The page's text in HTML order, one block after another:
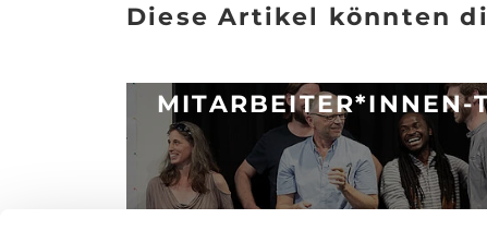
Diese Artikel könnten
MITARBEITER*INNEN-